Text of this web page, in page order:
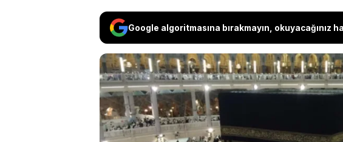
Google algoritmasına bırakmayın, okuyacağınız
Diyanet İşleri Başkanlığı’nda